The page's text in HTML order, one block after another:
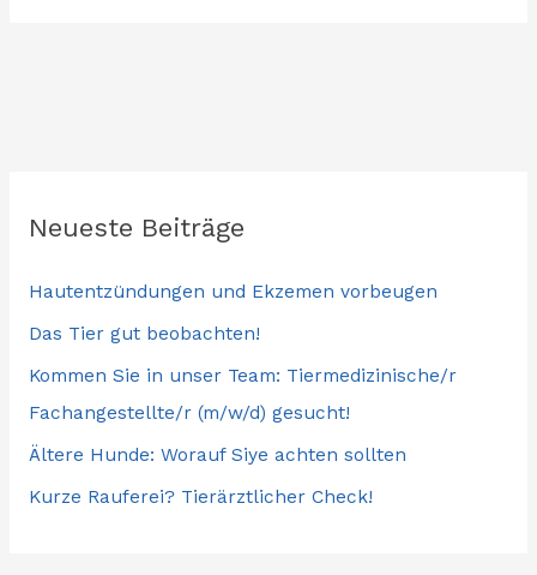
Neueste Beiträge
Hautentzündungen und Ekzemen vorbeugen
Das Tier gut beobachten!
Kommen Sie in unser Team: Tiermedizinische/r
Fachangestellte/r (m/w/d) gesucht!
Ältere Hunde: Worauf Siye achten sollten
Kurze Rauferei? Tierärztlicher Check!